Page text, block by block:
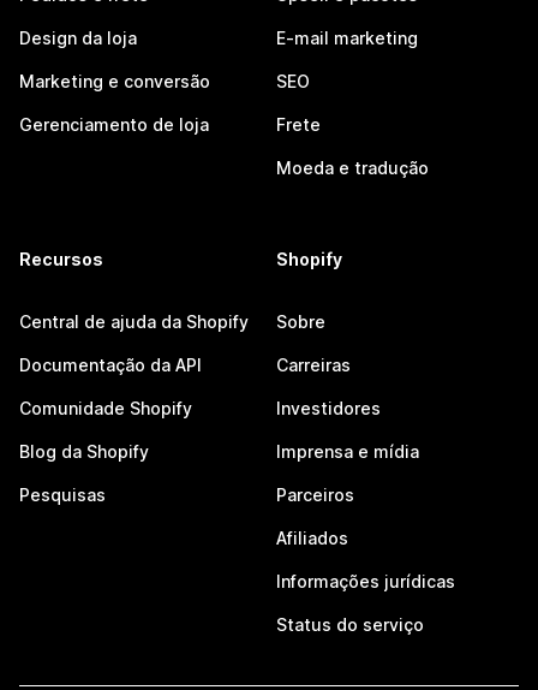
Design da loja
Marketing e conversão
Gerenciamento de loja
E-mail marketing
SEO
Frete
Moeda e tradução
Recursos
Central de ajuda da Shopify
Documentação da API
Comunidade Shopify
Blog da Shopify
Pesquisas
Shopify
Sobre
Carreiras
Investidores
Imprensa e mídia
Parceiros
Afiliados
Informações jurídicas
Status do serviço